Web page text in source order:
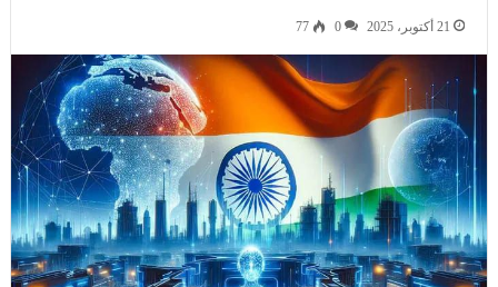
21 أكتوبر، 2025 0
77